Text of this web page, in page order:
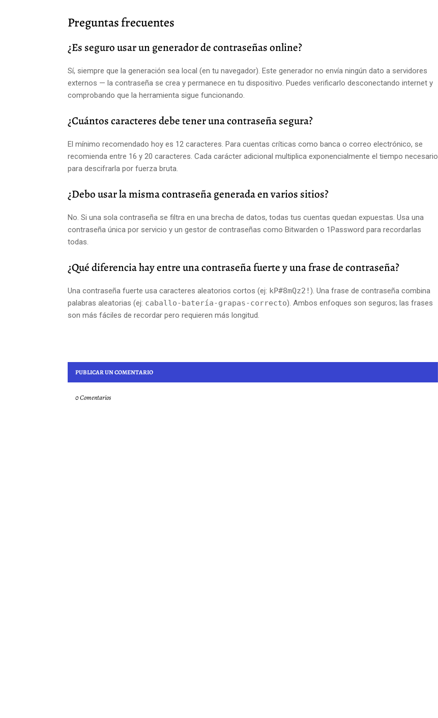
Preguntas frecuentes
¿Es seguro usar un generador de contraseñas online?
Sí, siempre que la generación sea local (en tu navegador). Este generador no envía ningún dato a servidores
externos — la contraseña se crea y permanece en tu dispositivo. Puedes verificarlo desconectando internet y
comprobando que la herramienta sigue funcionando.
¿Cuántos caracteres debe tener una contraseña segura?
El mínimo recomendado hoy es 12 caracteres. Para cuentas críticas como banca o correo electrónico, se
recomienda entre 16 y 20 caracteres. Cada carácter adicional multiplica exponencialmente el tiempo necesario
para descifrarla por fuerza bruta.
¿Debo usar la misma contraseña generada en varios sitios?
No. Si una sola contraseña se filtra en una brecha de datos, todas tus cuentas quedan expuestas. Usa una
contraseña única por servicio y un gestor de contraseñas como Bitwarden o 1Password para recordarlas
todas.
¿Qué diferencia hay entre una contraseña fuerte y una frase de contraseña?
Una contraseña fuerte usa caracteres aleatorios cortos (ej: kP#8mQz2!). Una frase de contraseña combina
palabras aleatorias (ej: caballo-batería-grapas-correcto). Ambos enfoques son seguros; las frases
son más fáciles de recordar pero requieren más longitud.
PUBLICAR UN COMENTARIO
0 Comentarios